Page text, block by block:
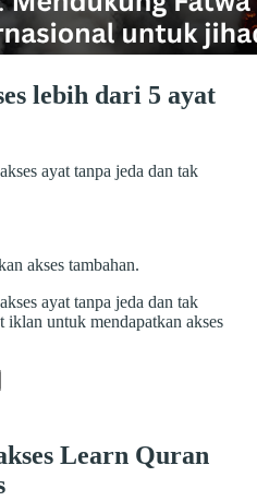
lebih dari 5 ayat
ayat tanpa jeda dan tak
akses tambahan.
ayat tanpa jeda dan tak
iklan untuk mendapatkan akses
Learn Quran